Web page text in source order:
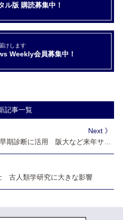
ル版 購読募集中！
けします
Weekly会員募集中！
記事一覧
Next 》
線虫の匂い感受能力を膵ガン早期診断に活用 阪大など来年サービス提供めざす
古人類学研究に大きな影響